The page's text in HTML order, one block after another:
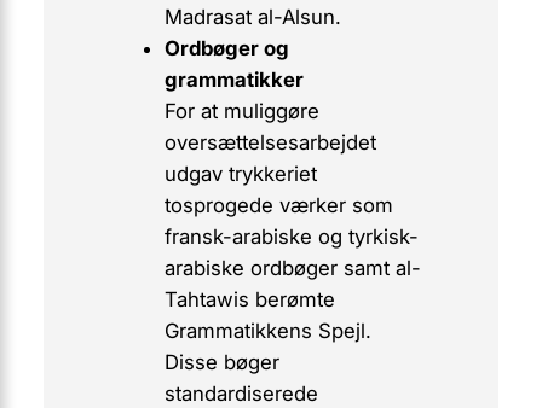
Madrasat al-Alsun.
Ordbøger og
grammatikker
For at muliggøre
oversættelsesarbejdet
udgav trykkeriet
tosprogede værker som
fransk-arabiske og tyrkisk-
arabiske ordbøger samt al-
Tahtawis berømte
Grammatikkens Spejl.
Disse bøger
standardiserede